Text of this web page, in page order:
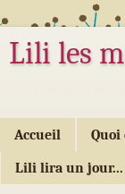
Lili les
Accueil Quoi
Lili lira un jour...